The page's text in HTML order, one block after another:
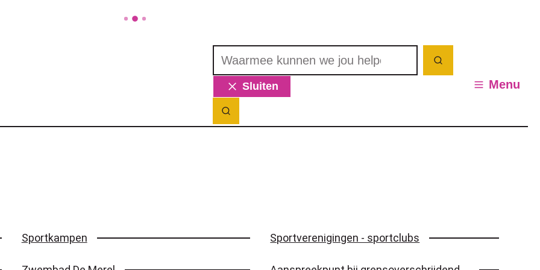
Waarmee kunnen we jou helpen? Wat zoek je?
Zoeken
Sluiten
Zoek tonen / verbergen
Menu
Sportkampen Sportverenigingen - sportclubs